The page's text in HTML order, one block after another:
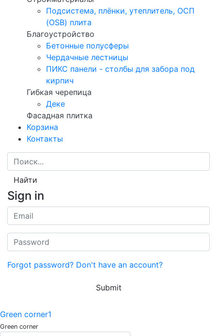
Подсистема, плёнки, утеплитель, ОСП
(OSB) плита
Благоустройство
Бетонные полусферы
Чердачные лестницы
ПИКС панели - столбы для забора под
кирпич
Гибкая черепица
Деке
Фасадная плитка
Корзина
Контакты
Найти
Sign in
Forgot password? Don't have an account?
Submit
Green corner1
Green corner